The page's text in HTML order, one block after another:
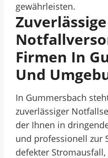
gewährleisten.
Zuverlässige
Firmen In
Und
In Gummersbach
zuverlässiger
der Ihnen in
und professionell zur
defekter